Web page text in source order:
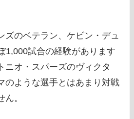
ズのベテラン、ケビン・デュ
1,000試合の経験があります
ニオ・スパーズのヴィクタ
のような選手とはあまり対戦
ん。